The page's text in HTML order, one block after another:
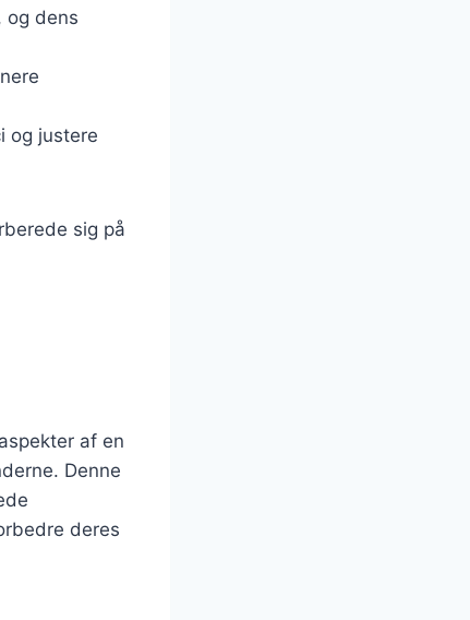
og dens
og justere
sig på
af en
Denne
deres